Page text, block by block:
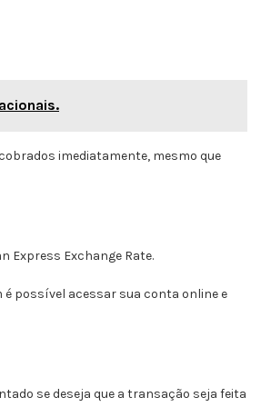
imediatamente, mesmo que
Express Exchange Rate.
é possível acessar sua conta online e
se deseja que a transação seja feita